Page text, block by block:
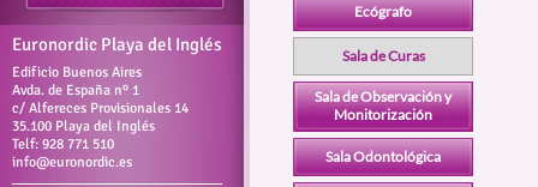
Euronordic Playa del Inglés
Edificio Buenos Aires
Avda. de España nº 1
c/ Alfereces Provisionales 14
35.100 Playa del Inglés
Telf: 928 771 510
info@euronordic.es
Ecógrafo
Sala de Curas
Sala de Observación y
Monitorización
Sala Odontológica